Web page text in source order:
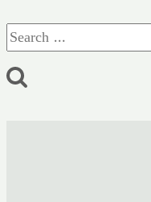
Search
for: